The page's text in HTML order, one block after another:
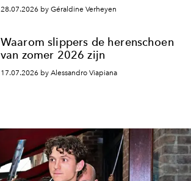
28.07.2026 by Géraldine Verheyen
Waarom slippers de herenschoen
van zomer 2026 zijn
17.07.2026 by Alessandro Viapiana